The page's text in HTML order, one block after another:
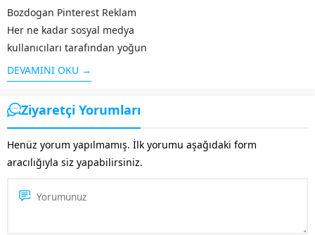
Bozdogan Pinterest Reklam
Her ne kadar sosyal medya
kullanıcıları tarafından yoğun
bir şekilde kullanılmasa da
özellikle grafik / görsel
aramaları için sık kullanılan bir
platform olan Pinterest’te yer
çıkaracaktır. Özellikle
Pinterest’in kitlesine...
DEVAMINI OKU →
Ziyaretçi Yorumları
Henüz yorum yapılmamış. İlk yorumu aşağıdaki form
aracılığıyla siz yapabilirsiniz.